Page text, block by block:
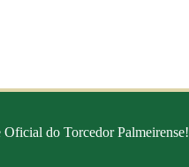
do Torcedor Palmeirense!